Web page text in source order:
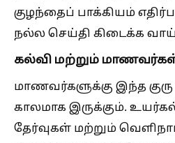
குழந்தைப் பாக்கியம்
நல்ல செய்தி கிடைக்க
கல்வி மற்றும்
மாணவர்களுக்கு இந்த
காலமாக இருக்கும்.
தேர்வுகள் மற்றும்